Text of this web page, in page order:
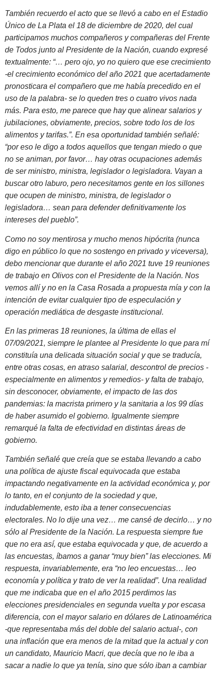
También recuerdo el acto que se llevó a cabo en el Estadio
Único de La Plata el 18 de diciembre de 2020, del cual
participamos muchos compañeros y compañeras del Frente
de Todos junto al Presidente de la Nación, cuando expresé
textualmente: “… pero ojo, yo no quiero que ese crecimiento
-el crecimiento económico del año 2021 que acertadamente
pronosticara el compañero que me había precedido en el
uso de la palabra- se lo queden tres o cuatro vivos nada
más. Para esto, me parece que hay que alinear salarios y
jubilaciones, obviamente, precios, sobre todo los de los
alimentos y tarifas.”. En esa oportunidad también señalé:
“por eso le digo a todos aquellos que tengan miedo o que
no se animan, por favor… hay otras ocupaciones además
de ser ministro, ministra, legislador o legisladora. Vayan a
buscar otro laburo, pero necesitamos gente en los sillones
que ocupen de ministro, ministra, de legislador o
legisladora… sean para defender definitivamente los
intereses del pueblo”.
Como no soy mentirosa y mucho menos hipócrita (nunca
digo en público lo que no sostengo en privado y viceversa),
debo mencionar que durante el año 2021 tuve 19 reuniones
de trabajo en Olivos con el Presidente de la Nación. Nos
vemos allí y no en la Casa Rosada a propuesta mía y con la
intención de evitar cualquier tipo de especulación y
operación mediática de desgaste institucional.
En las primeras 18 reuniones, la última de ellas el
07/09/2021, siempre le plantee al Presidente lo que para mí
constituía una delicada situación social y que se traducía,
entre otras cosas, en atraso salarial, descontrol de precios -
especialmente en alimentos y remedios- y falta de trabajo,
sin desconocer, obviamente, el impacto de las dos
pandemias: la macrista primero y la sanitaria a los 99 días
de haber asumido el gobierno. Igualmente siempre
remarqué la falta de efectividad en distintas áreas de
gobierno.
También señalé que creía que se estaba llevando a cabo
una política de ajuste fiscal equivocada que estaba
impactando negativamente en la actividad económica y, por
lo tanto, en el conjunto de la sociedad y que,
indudablemente, esto iba a tener consecuencias
electorales. No lo dije una vez… me cansé de decirlo… y no
sólo al Presidente de la Nación. La respuesta siempre fue
que no era así, que estaba equivocada y que, de acuerdo a
las encuestas, íbamos a ganar “muy bien” las elecciones. Mi
respuesta, invariablemente, era “no leo encuestas… leo
economía y política y trato de ver la realidad”. Una realidad
que me indicaba que en el año 2015 perdimos las
elecciones presidenciales en segunda vuelta y por escasa
diferencia, con el mayor salario en dólares de Latinoamérica
-que representaba más del doble del salario actual-, con
una inflación que era menos de la mitad que la actual y con
un candidato, Mauricio Macri, que decía que no le iba a
sacar a nadie lo que ya tenía, sino que sólo iban a cambiar